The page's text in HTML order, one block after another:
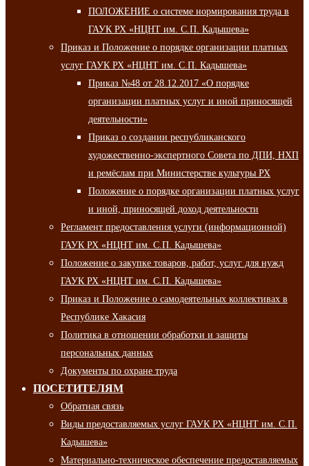
ПОЛОЖЕНИЕ о системе нормирования труда в
ГАУК РХ «НЦНТ им. С.П. Кадышева»
Приказ и Положение о порядке организации платных
услуг ГАУК РХ «НЦНТ им. С.П. Кадышева»
Приказ №48 от 28.12.2017 «О порядке
организации платных услуг и иной приносящей
деятельности»
Приказ о создании республиканского
художественно-экспертного Совета по ДПИ, НХП
и ремёслам при Министерстве культуры РХ
Положение о порядке организации платных услуг
и иной, приносящей доход деятельности
Регламент предоставления услуги (информационной)
ГАУК РХ «НЦНТ им. С.П. Кадышева»
Положение о закупке товаров, работ, услуг для нужд
ГАУК РХ «НЦНТ им. С.П. Кадышева»
Приказ и Положение о самодеятельных коллективах в
Республике Хакасия
Политика в отношении обработки и защиты
персональных данных
Документы по охране труда
ПОСЕТИТЕЛЯМ
Обратная связь
Виды предоставляемых услуг ГАУК РХ «НЦНТ им. С.П.
Кадышева»
Материально-техническое обеспечение предоставляемых